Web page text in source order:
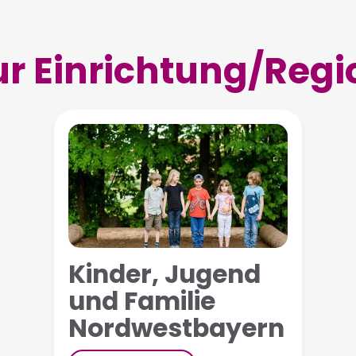
Einrichtung/
Kinder, Jugend
und Familie
Nordwestbayern